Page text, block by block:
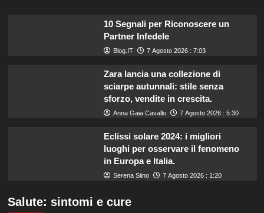
10 Segnali per Riconoscere un
Partner Infedele
Blog.IT 7 Agosto 2026 : 7:03
Zara lancia una collezione di
sciarpe autunnali: stile senza
sforzo, vendite in crescita.
Anna Gaia Cavallo 7 Agosto 2026 : 5:30
Eclissi solare 2024: i migliori
luoghi per osservare il fenomeno
in Europa e Italia.
Serena Siino 7 Agosto 2026 : 1:20
Salute: sintomi e cure